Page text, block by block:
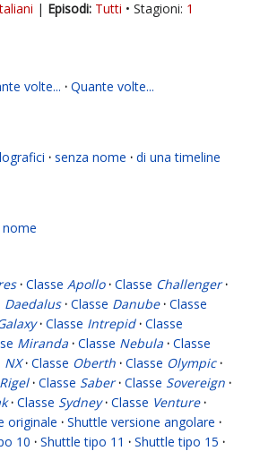
| Tutti Stagioni: 1
volte... · Quante volte...
· senza nome · di una timeline
nome
· Classe Apollo · Classe Challenger ·
Daedalus · Classe Danube · Classe
· Classe Intrepid · Classe
Miranda · Classe Nebula · Classe
NX · Classe Oberth · Classe Olympic ·
Rigel · Classe Saber · Classe Sovereign ·
· Classe Sydney · Classe Venture ·
originale · Shuttle versione angolare ·
10 · Shuttle tipo 11 · Shuttle tipo 15 ·